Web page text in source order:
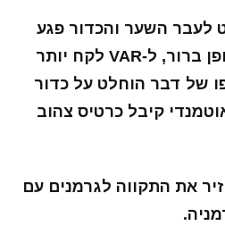
בעט לעבר השער והכדור פגע
בידו של אוטמנדי באופן ברור, ל-VAR לקח יותר
של דבר הוחלט על כדור
מטרים. אוטמנדי קיבל כרטיס צהוב
החזיר את התקווה לגרמנים עם